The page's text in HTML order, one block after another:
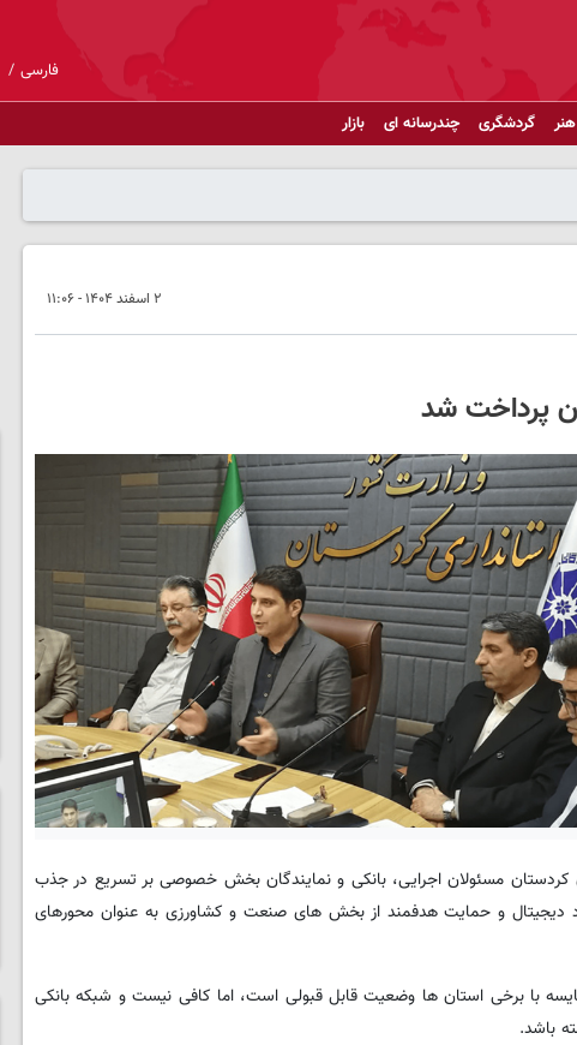
فارسی
گردشگری چندرسانه ای بازار
۲ اسفند ۱۴۰۴ - ۱۱:۰۶
مسئولان اجرایی، بانکی و نمایندگان بخش خصوصی بر تسریع در جذب
دیجیتال و حمایت هدفمند از بخش های صنعت و کشاورزی به عنوان محورهای
۱.۸ همت از اعتبارات سفر در مقایسه با برخی استان ها وضعیت قابل قبولی است، اما کافی نیست و شبکه بانکی
باشد.